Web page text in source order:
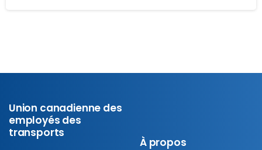
Union canadienne des
employés des
transports
À propos